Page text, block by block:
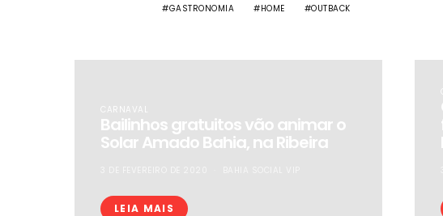
GASTRONOMIA HOME OUTBACK
CARNAVAL
Bailinhos gratuitos vão animar o
Solar Amado Bahia, na Ribeira
LEIA MAIS